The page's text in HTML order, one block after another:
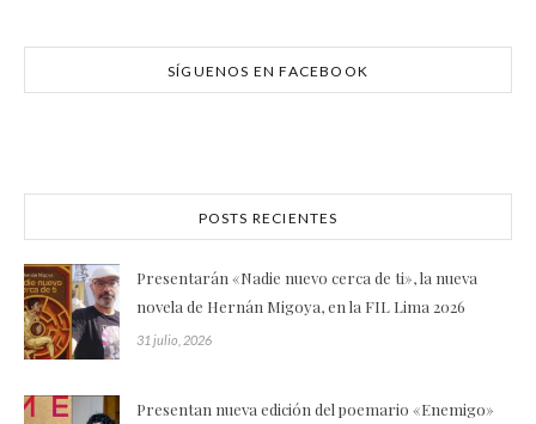
SÍGUENOS EN FACEBOOK
POSTS RECIENTES
Presentarán «Nadie nuevo cerca de ti», la nueva
novela de Hernán Migoya, en la FIL Lima 2026
31 julio, 2026
Presentan nueva edición del poemario «Enemigo»